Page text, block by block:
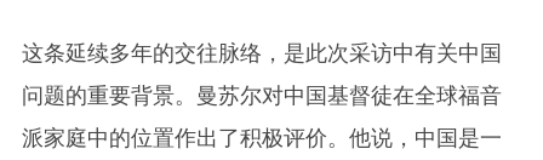
这条延续多年的交往脉络，是此次采访中有关中国
问题的重要背景。曼苏尔对中国基督徒在全球福音
派家庭中的位置作出了积极评价。他说，中国是一